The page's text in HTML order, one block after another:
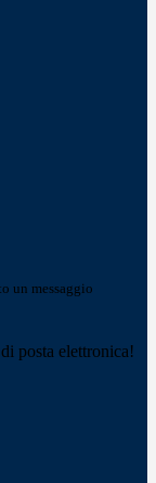
un messaggio
posta elettronica!